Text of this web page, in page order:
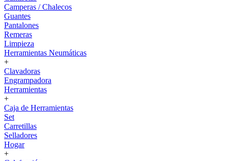
Camperas / Chalecos
Guantes
Pantalones
Remeras
Limpieza
Herramientas Neumáticas
+
Clavadoras
Engrampadora
Herramientas
+
Caja de Herramientas
Set
Carretillas
Selladores
Hogar
+